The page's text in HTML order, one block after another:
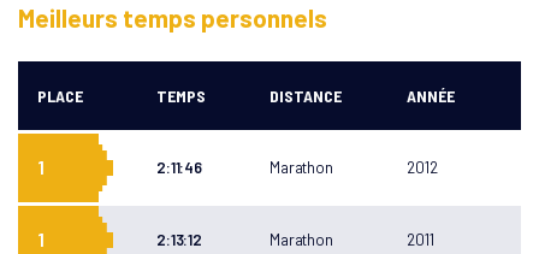
Meilleurs temps personnels
PLACE TEMPS DISTANCE ANNÉE
1 2:11:46 Marathon 2012
1 2:13:12 Marathon 2011